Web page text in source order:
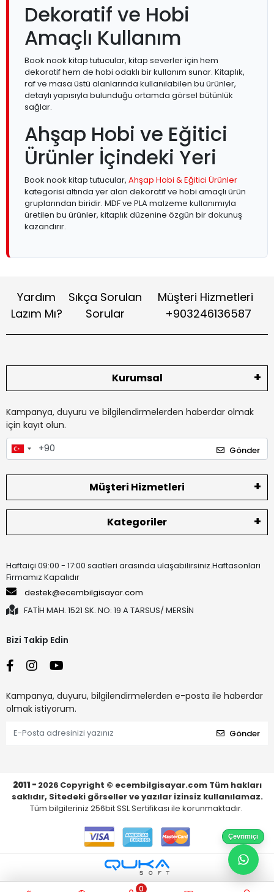
Dekoratif ve Hobi
Amaçlı Kullanım
Book nook kitap tutucular, kitap severler için hem
dekoratif hem de hobi odaklı bir kullanım sunar. Kitaplık,
raf ve masa üstü alanlarında kullanılabilen bu ürünler,
detaylı yapısıyla bulunduğu ortamda görsel bütünlük
sağlar.
Ahşap Hobi ve Eğitici
Ürünler İçindeki Yeri
Book nook kitap tutucular, Ahşap Hobi & Eğitici Ürünler
kategorisi altında yer alan dekoratif ve hobi amaçlı ürün
gruplarından biridir. MDF ve PLA malzeme kullanımıyla
üretilen bu ürünler, kitaplık düzenine özgün bir dokunuş
kazandırır.
Yardım
Lazım Mı?
Sıkça Sorulan
Sorular
Müşteri Hizmetleri
+903246136587
Kurumsal
Kampanya, duyuru ve bilgilendirmelerden haberdar olmak
için kayıt olun.
Gönder
Müşteri Hizmetleri
Kategoriler
Haftaiçi 09:00 - 17:00 saatleri arasında ulaşabilirsiniz.Haftasonları
Firmamız Kapalıdır
destek@ecembilgisayar.com
FATİH MAH. 1521 SK. NO: 19 A TARSUS/ MERSİN
Bizi Takip Edin
Kampanya, duyuru, bilgilendirmelerden e-posta ile haberdar
olmak istiyorum.
Gönder
2011 - 2026 Copyright © ecembilgisayar.com Tüm hakları
saklıdır, Sitedeki görseller ve yazılar izinsiz kullanılamaz.
Tüm bilgileriniz 256bit SSL Sertifikası ile korunmaktadır.
0
Çevrimiçi